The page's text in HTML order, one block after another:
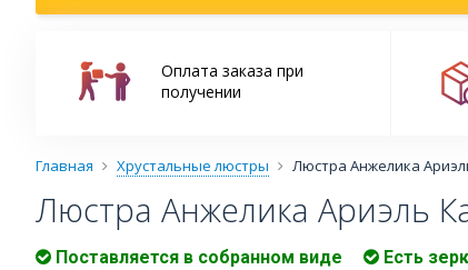
Оплата заказа при
получении
Главная Хрустальные люстры Люстра Анжелика
Люстра Анжелика Ариэль
Поставляется в собранном виде Есть